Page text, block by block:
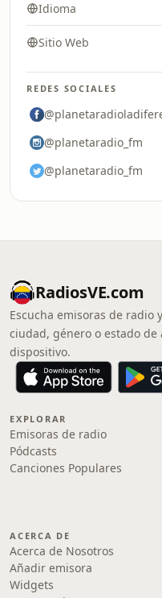
Idioma
Sitio Web
REDES SOCIALES
@planetaradio_fm
@planetaradio_fm
RadiosVE.com
Escucha emisoras de radio
ciudad, género o estado
dispositivo.
EXPLORAR
Emisoras de radio
Pódcasts
Canciones Populares
ACERCA DE
Acerca de Nosotros
Añadir emisora
Widgets